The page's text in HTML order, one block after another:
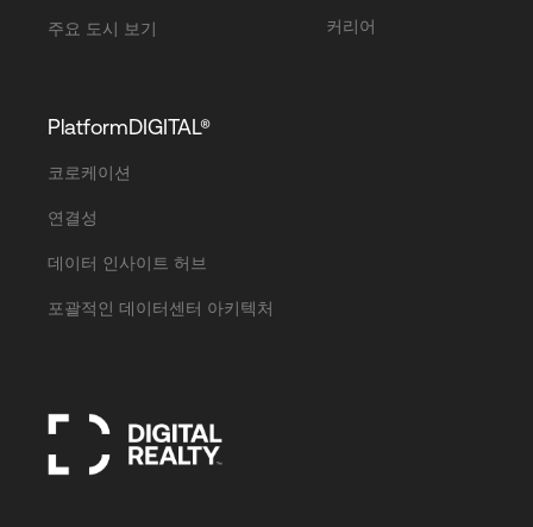
주요 도시 보기 커리어
PlatformDIGITAL®
코로케이션
연결성
데이터 인사이트 허브
포괄적인 데이터센터 아키텍처